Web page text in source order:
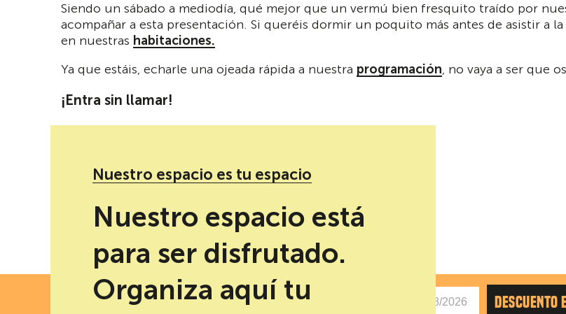
Siendo un sábado a mediodía, qué mejor que un vermú bien fresquito traído por
acompañar a esta presentación. Si queréis dormir un poquito más antes de asistir a
en nuestras habitaciones.
Ya que estáis, echarle una ojeada rápida a nuestra programación, no vaya a ser que
¡Entra sin llamar!
FECHAS
Nuestro espacio es tu espacio
Nuestro espacio está
para ser disfrutado.
Organiza aquí tu